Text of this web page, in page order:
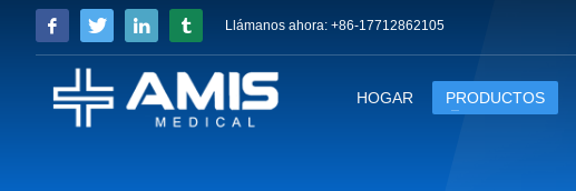
Llámanos ahora: +86-17712862105
HOGAR PRODUCTOS